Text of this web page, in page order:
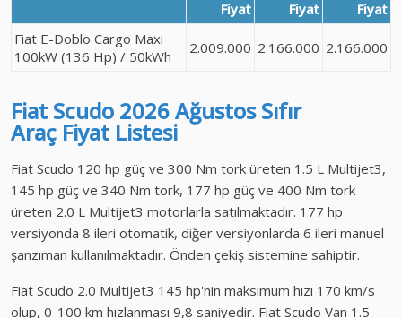
Fiyat Fiyat
Fiyat
Fiat E-Doblo Cargo Maxi
100kW (136 Hp) / 50kWh
2.009.000 2.166.000 2.166.000
Fiat Scudo 2026 AğustosSıfır
Araç Fiyat Listesi
Fiat Scudo 120 hp güç ve 300 Nm tork üreten 1.5 L Multijet3,
145 hp güç ve 340 Nm tork, 177 hp güç ve 400 Nm tork
üreten 2.0 L Multijet3 motorlarla satılmaktadır. 177 hp
versiyonda 8 ileri otomatik, diğer versiyonlarda 6 ileri manuel
şanzıman kullanılmaktadır. Önden çekiş sistemine sahiptir.
Fiat Scudo 2.0 Multijet3 145 hp'nin maksimum hızı 170 km/s
olup, 0-100 km hızlanması 9,8 saniyedir. Fiat Scudo Van 1.5